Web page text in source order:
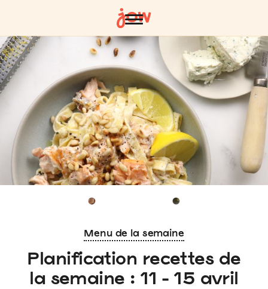
Menu de la semaine
Planification recettes de
la semaine : 11 - 15 avril